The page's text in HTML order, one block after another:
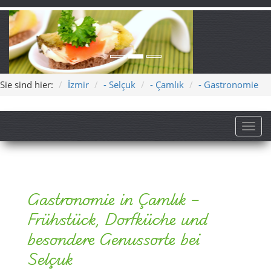
Sie sind hier: İzmir - Selçuk - Çamlık - Gastronomie
Gastronomie in Çamlık –
Frühstück, Dorfküche und
besondere Genussorte bei
Selçuk